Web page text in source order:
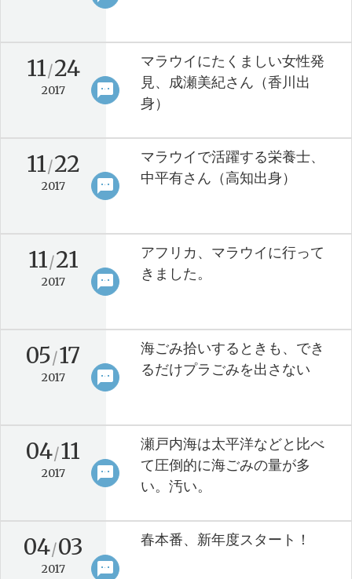
sms
11/24
2017
マラウイにたくましい女性発
見、成瀬美紀さん（香川出
身）
keyboard_arrow_right
sms
11/22
2017
マラウイで活躍する栄養士、
中平有さん（高知出身）
keyboard_arrow_right
sms
11/21
2017
アフリカ、マラウイに行って
きました。
keyboard_arrow_right
sms
05/17
2017
海ごみ拾いするときも、でき
るだけプラごみを出さない
keyboard_arrow_right
sms
04/11
2017
瀬戸内海は太平洋などと比べ
て圧倒的に海ごみの量が多
い。汚い。
keyboard_arrow_right
sms
04/03
2017
春本番、新年度スタート！
keyboard_arrow_right